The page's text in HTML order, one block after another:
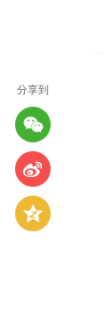
分享到